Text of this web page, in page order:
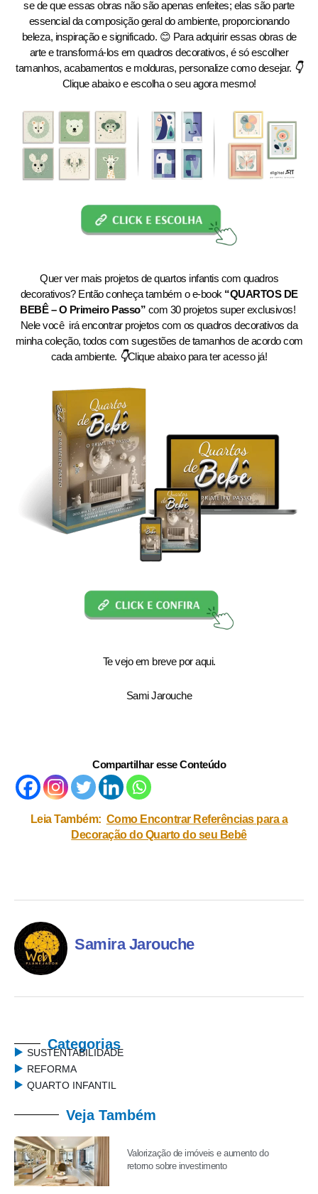
se de que essas obras não são apenas enfeites; elas são parte
essencial da composição geral do ambiente, proporcionando
beleza, inspiração e significado. 😊 Para adquirir essas obras de
arte e transformá-los em quadros decorativos, é só escolher
tamanhos, acabamentos e molduras, personalize como desejar. 👇
Clique abaixo e escolha o seu agora mesmo!
Quer ver mais projetos de quartos infantis com quadros
decorativos? Então conheça também o e-book “QUARTOS DE
BEBÊ – O Primeiro Passo” com 30 projetos super exclusivos!
Nele você irá encontrar projetos com os quadros decorativos da
minha coleção, todos com sugestões de tamanhos de acordo com
cada ambiente. 👇Clique abaixo para ter acesso já!
Te vejo em breve por aqui.
Sami Jarouche
Compartilhar esse Conteúdo
Leia Também: Como Encontrar Referências para a
Decoração do Quarto do seu Bebê
Samira Jarouche
Categorias
SUSTENTABILIDADE
REFORMA
QUARTO INFANTIL
Veja Também
Valorização de imóveis e aumento do
retorno sobre investimento